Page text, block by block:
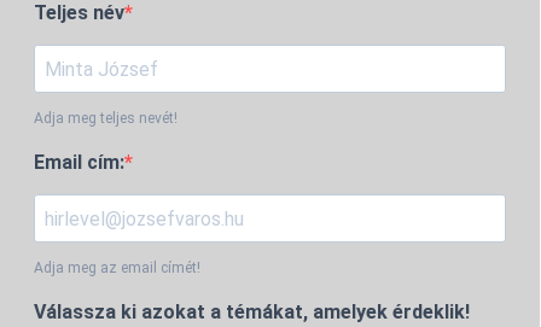
Teljes név
Adja meg teljes nevét!
Email cím:
Adja meg az email címét!
Válassza ki azokat a témákat, amelyek érdeklik!